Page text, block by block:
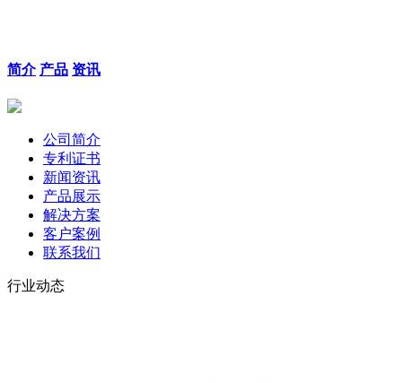
简介 产品 资讯
公司简介
专利证书
新闻资讯
产品展示
解决方案
客户案例
联系我们
行业动态